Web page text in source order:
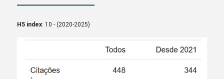
H5 index: 10 - (2020-2025)